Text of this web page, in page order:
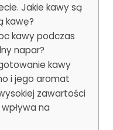
Jakie kawy są
kawę?
kawy podczas
napar?
kawy
i jego aromat
zawartości
na